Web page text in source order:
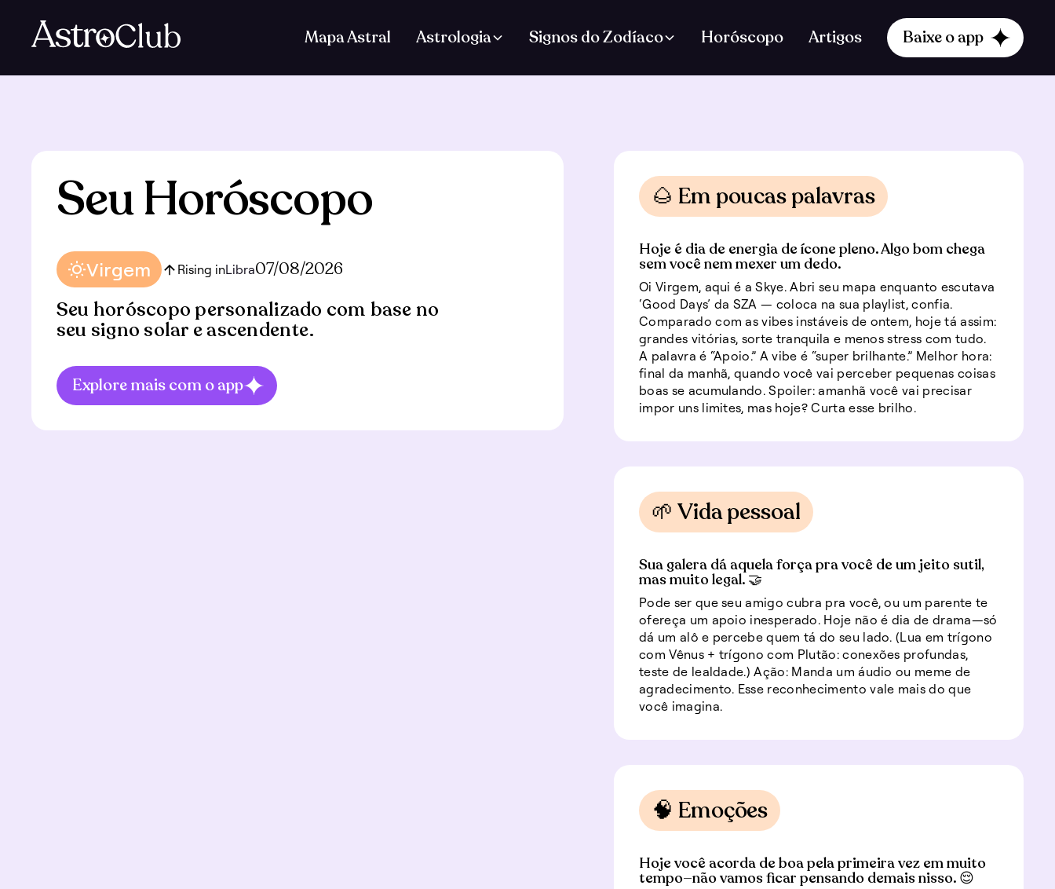
Mapa Astral Astrologia Signos do Zodíaco Horóscopo Artigos Baixe o app
Seu Horóscopo
Virgem Rising inLibra07/08/2026
Seu horóscopo personalizado com base no
seu signo solar e ascendente.
Explore mais com o app
🌰 Em poucas palavras
Hoje é dia de energia de ícone pleno. Algo bom chega
sem você nem mexer um dedo.
Oi Virgem, aqui é a Skye. Abri seu mapa enquanto escutava
‘Good Days’ da SZA — coloca na sua playlist, confia.
Comparado com as vibes instáveis de ontem, hoje tá assim:
grandes vitórias, sorte tranquila e menos stress com tudo.
A palavra é “Apoio.” A vibe é “super brilhante.” Melhor hora:
final da manhã, quando você vai perceber pequenas coisas
boas se acumulando. Spoiler: amanhã você vai precisar
impor uns limites, mas hoje? Curta esse brilho.
🌱 Vida pessoal
Sua galera dá aquela força pra você de um jeito sutil,
mas muito legal. 🤝
Pode ser que seu amigo cubra pra você, ou um parente te
ofereça um apoio inesperado. Hoje não é dia de drama—só
dá um alô e percebe quem tá do seu lado. (Lua em trígono
com Vênus + trígono com Plutão: conexões profundas,
teste de lealdade.) Ação: Manda um áudio ou meme de
agradecimento. Esse reconhecimento vale mais do que
você imagina.
🧠 Emoções
Hoje você acorda de boa pela primeira vez em muito
tempo—não vamos ficar pensando demais nisso. 😌